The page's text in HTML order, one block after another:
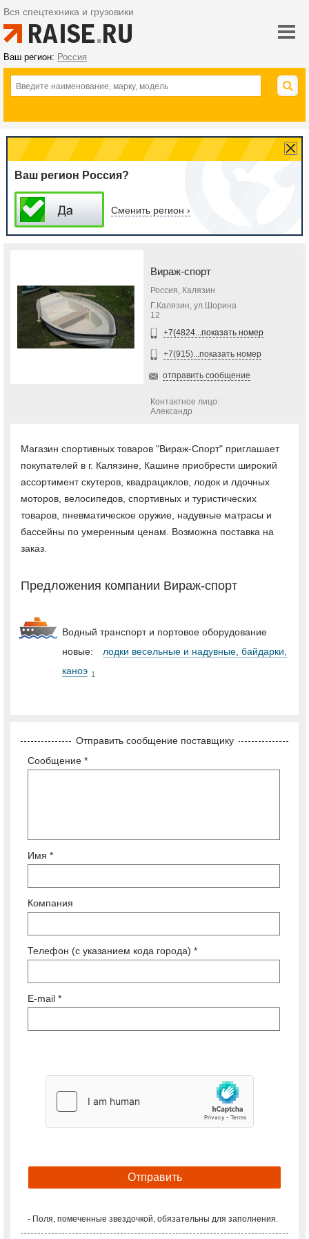
Вся спецтехника и грузовики
Ваш регион: Россия
Ваш регион Россия?
Сменить регион ›
Вираж-спорт
Россия, Калязин
Г.Калязин, ул.Шорина
12
+7(4824...показать номер
+7(915)...показать номер
отправить сообщение
Контактное лицо:
Александр
Магазин спортивных товаров "Вираж-Спорт" приглашает
покупателей в г. Калязине, Кашине приобрести широкий
ассортимент скутеров, квадрациклов, лодок и лдочных
моторов, велосипедов, спортивных и туристических
товаров, пневматическое оружие, надувные матрасы и
бассейны по умеренным ценам. Возможна поставка на
заказ.
Предложения компании Вираж-спорт
Водный транспорт и портовое оборудование
новые:
лодки весельные и надувные, байдарки,
каноэ 1
Отправить сообщение поставщику
Сообщение *
Имя *
Компания
Телефон (с указанием кода города) *
E-mail *
- Поля, помеченные звездочкой, обязательны для заполнения.